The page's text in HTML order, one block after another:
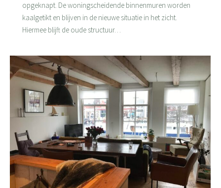
opgeknapt. De woningscheidende binnenmuren worden
kaalgetikt en blijven in de nieuwe situatie in het zicht.
Hiermee blijft de oude structuur…